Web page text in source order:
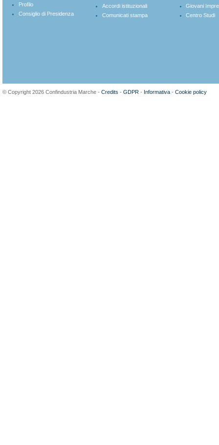
Profilo
Consiglio di Presidenza
Accordi istituzionali
Comunicati stampa
Giovani
Centro Studi
© Copyright 2026 Confindustria Marche - Credits - GDPR - Informativa - Cookie policy